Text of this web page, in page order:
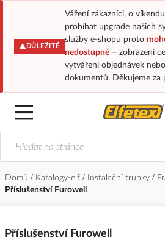
DŮLEŽITÉ
Vážení zákazníci, o víkendu
probíhat upgrade našich
služby e-shopu proto
nedostupné– zobrazení
vytváření objednávek
dokumentů. Děkujeme za
Domů Katalogy-elf Instalační trubky
Příslušenství Furowell
Příslušenství Furowell